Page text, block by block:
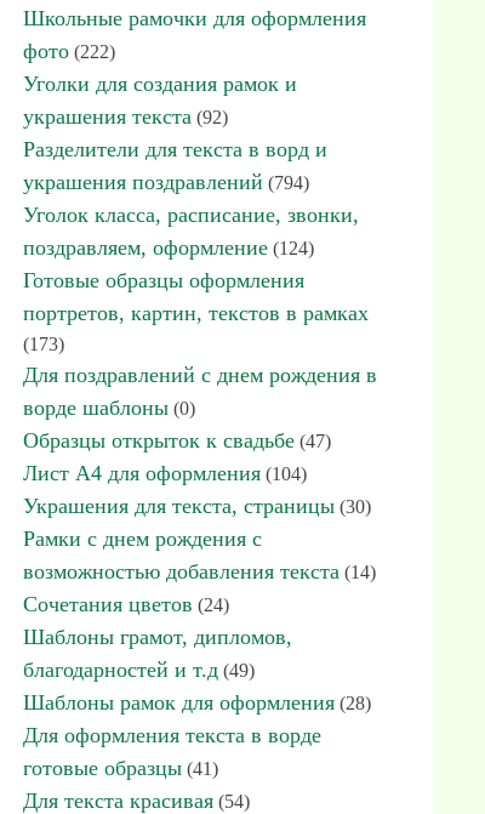
Школьные рамочки для оформления
фото (222)
Уголки для создания рамок и
украшения текста (92)
Разделители для текста в ворд и
украшения поздравлений (794)
Уголок класса, расписание, звонки,
поздравляем, оформление (124)
Готовые образцы оформления
портретов, картин, текстов в рамках
(173)
Для поздравлений с днем рождения в
ворде шаблоны (0)
Образцы открыток к свадьбе (47)
Лист А4 для оформления (104)
Украшения для текста, страницы (30)
Рамки с днем рождения с
возможностью добавления текста (14)
Сочетания цветов (24)
Шаблоны грамот, дипломов,
благодарностей и т.д (49)
Шаблоны рамок для оформления (28)
Для оформления текста в ворде
готовые образцы (41)
Для текста красивая (54)